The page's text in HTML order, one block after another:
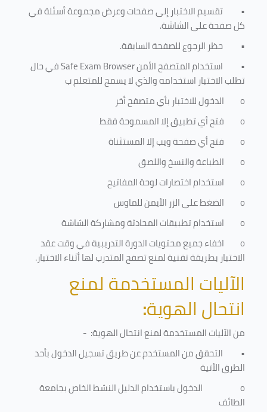
• تقسيم الاختبار إلى صفحات وعرض مجموعة أسئلة في
كل صفحة على الشاشة.
• حظر الرجوع للصفحة السابقة.
• استخدام المتصفح الأمنSafe Exam Browserفي حال
تطلب الاختبار استخدامه والذي لا يسمح للمتعلم ب
o
الدخول للاختبار بأي متصفح أخر
o
فتح أي تطبيق إلا المسموحة فقط
o
فتح أي صفحة ويب إلا المستثناة
o
الطباعة والنسخ واللصق
o
استخدام اختصارات لوحة المفاتيح
o
الضغط على الزر الأيمن للماوس
o
استخدام تطبيقات المحادثة ومشاركة الشاشة
o
اخفاء جميع محتويات الدورة التدريبية في وقت عقد
الاختبار بطريقة تقنية لمنع تصفح المتدرب لها أثناء الاختبار.
الآليات المستخدمة لمنع
انتحال الهوية:
من الآليات المستخدمة لمنعانتحال الهوية: -
• التحقق من المستخدم عن طريق تسجيل الدخول بأحد
الطرق الأتية
o
الدخول باستخدام الدليل النشط الخاص بجامعة
الطائف